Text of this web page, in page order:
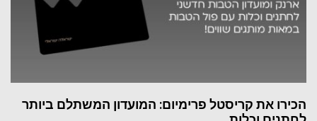
את קריסטל פרימיום: המועדון המשתלם ביותר